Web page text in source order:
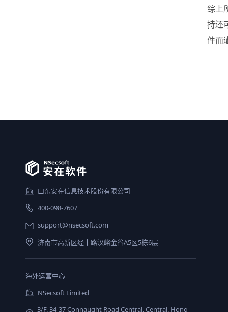
综上
持还
件而
山东安在信息技术股份有限公司
400-098-7607
support@nsecsoft.com
济南市高新区经十路汉峪金谷A5区5栋6层
海外运营中心
NSecsoft Limited
3/F, 34-37 Connaught Road Central, Central, Hong